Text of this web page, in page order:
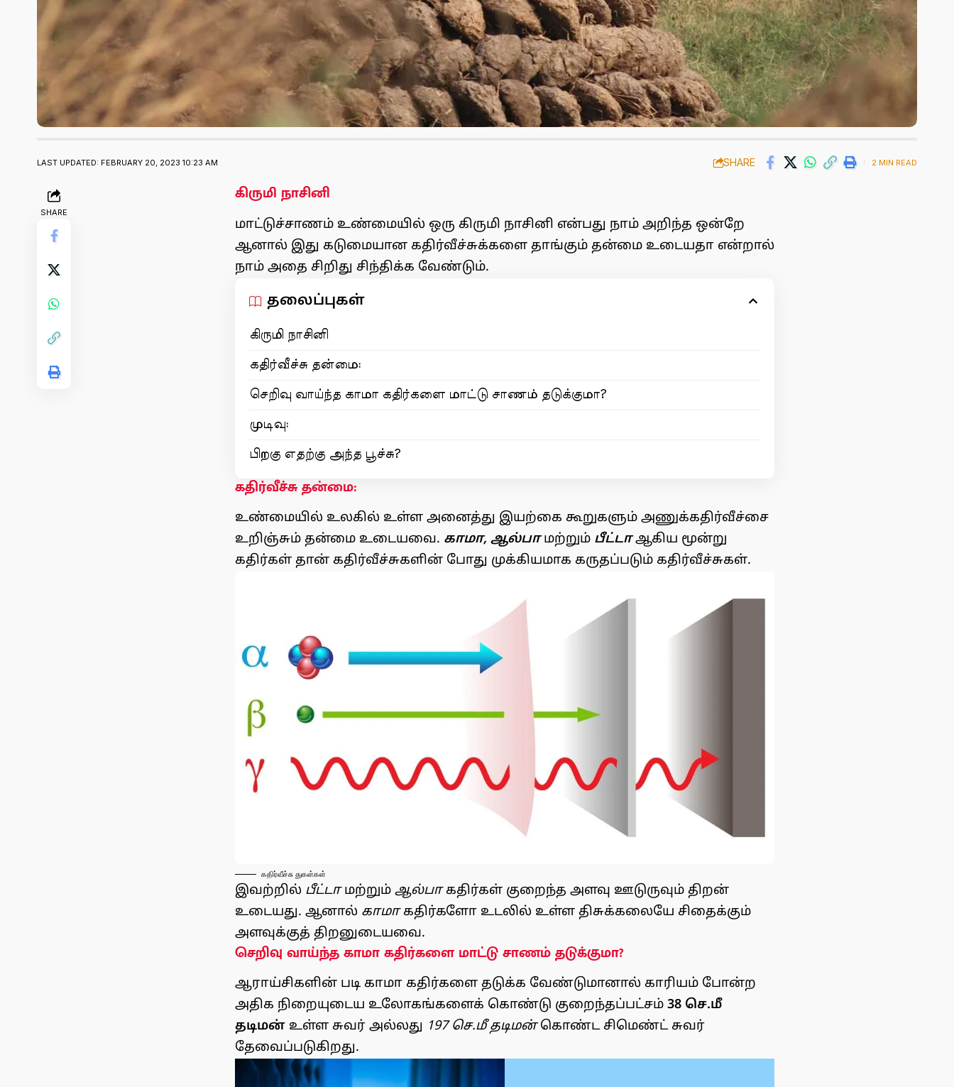
LAST UPDATED: FEBRUARY 20, 2023 10:23 AM SHARE 2 MIN READ
SHARE
கிருமி நாசினி
மாட்டுச்சாணம் உண்மையில் ஒரு கிருமி நாசினி என்பது நாம் அறிந்த ஒன்றே
ஆனால் இது கடுமையான கதிர்வீச்சுக்களை தாங்கும் தன்மை உடையதா என்றால்
நாம் அதை சிறிது சிந்திக்க வேண்டும்.
தலைப்புகள்
கிருமி நாசினி
கதிர்வீச்சு தன்மை:
செறிவு வாய்ந்த காமா கதிர்களை மாட்டு சாணம் தடுக்குமா?
முடிவு:
பிறகு எதற்கு அந்த பூச்சு?
கதிர்வீச்சு தன்மை:
உண்மையில் உலகில் உள்ள அனைத்து இயற்கை கூறுகளும் அணுக்கதிர்வீச்சை
உறிஞ்சும் தன்மை உடையவை. காமா, ஆல்பாமற்றும் பீட்டாஆகிய மூன்று
கதிர்கள் தான் கதிர்வீச்சுகளின் போது முக்கியமாக கருதப்படும் கதிர்வீச்சுகள்.
கதிர்வீச்சு துகள்கள்
இவற்றில் பீட்டாமற்றும் ஆல்பாகதிர்கள் குறைந்த அளவு ஊடுருவும் திறன்
உடையது. ஆனால் காமாகதிர்களோ உடலில் உள்ள திசுக்கலையே சிதைக்கும்
அளவுக்குத் திறனுடையவை.
செறிவு வாய்ந்த காமா கதிர்களை மாட்டு சாணம் தடுக்குமா?
ஆராய்சிகளின் படி காமா கதிர்களை தடுக்க வேண்டுமானால் காரியம் போன்ற
அதிக நிறையுடைய உலோகங்களைக் கொண்டு குறைந்தப்பட்சம் 38 செ.மீ
தடிமன் உள்ள சுவர் அல்லது 197 செ.மீ தடிமன்கொண்ட சிமெண்ட் சுவர்
தேவைப்படுகிறது.